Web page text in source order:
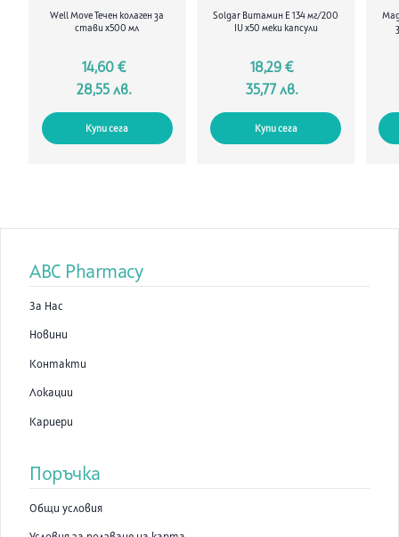
Well Move Течен колаген за
стави х500 мл
14,60 €
28,55 лв.
Купи сега
Solgar Витамин E 134 мг/200
IU х50 меки капсули
18,29 €
35,77 лв.
Купи сега
ABC Pharmacy
За Нас
Новини
Контакти
Локации
Кариери
Поръчка
Общи условия